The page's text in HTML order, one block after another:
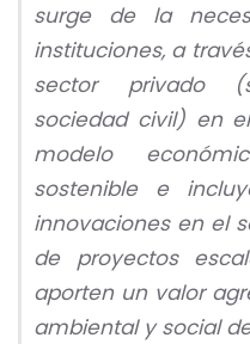
surge de la
instituciones, a
sector privado
sociedad civil) en
modelo
sostenible e
innovaciones en el
de proyectos
aporten un valor
ambiental y social